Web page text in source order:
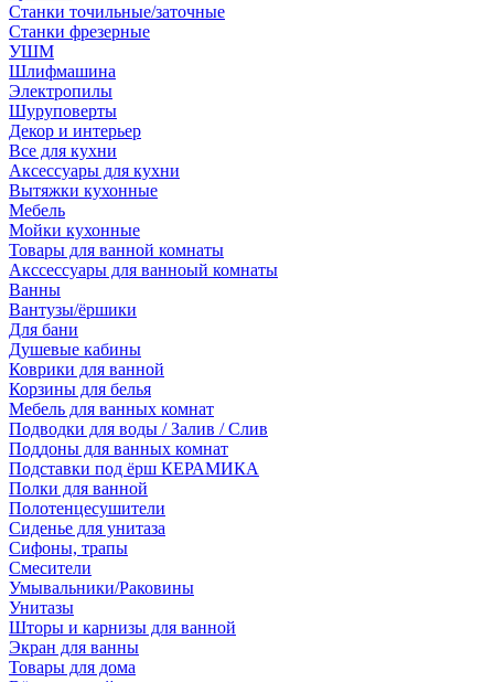
Станки точильные/заточные
Станки фрезерные
УШМ
Шлифмашина
Электропилы
Шуруповерты
Декор и интерьер
Все для кухни
Аксессуары для кухни
Вытяжки кухонные
Мебель
Мойки кухонные
Товары для ванной комнаты
Акссессуары для ванноый комнаты
Ванны
Вантузы/ёршики
Для бани
Душевые кабины
Коврики для ванной
Корзины для белья
Мебель для ванных комнат
Подводки для воды / Залив / Слив
Поддоны для ванных комнат
Подставки под ёрш КЕРАМИКА
Полки для ванной
Полотенцесушители
Сиденье для унитаза
Сифоны, трапы
Смесители
Умывальники/Раковины
Унитазы
Шторы и карнизы для ванной
Экран для ванны
Товары для дома